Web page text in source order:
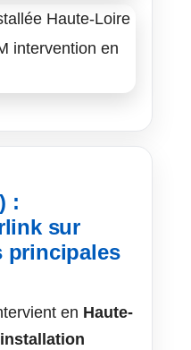
:
sur
principales
en Haute-
installation